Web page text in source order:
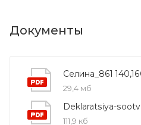
Документы
Селина_861
29,4 мб
Deklaratsiya-
111,9 кб